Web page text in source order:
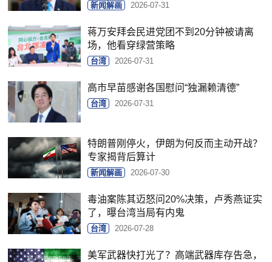
新闻解画 2026-07-31
蒋万安拜会民进党团不到20分钟被请离
场，他看穿绿营策略
台湾 2026-07-31
高市早苗感谢各国慰问“独漏赖清德”
台湾 2026-07-31
特朗普刚停火，伊朗为何反而主动开战？
专家揭背后算计
新闻解画 2026-07-30
毒油案陈其迈怒问20%决策，卢秀燕证实
了，曝台湾当局有内鬼
台湾 2026-07-28
美军武器快打光了？高端武器库存告急，